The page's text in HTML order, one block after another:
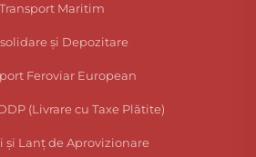
Transport Maritim
și Depozitare
Feroviar European
(Livrare cu Taxe Plătite)
și Lanț de Aprovizionare